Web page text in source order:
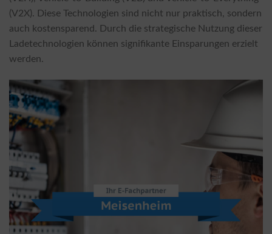
(V2X). Diese Technologien sind nicht nur praktisch, sondern
auch kostensparend. Durch die strategische Nutzung dieser
Ladetechnologien können signifikante Einsparungen erzielt
werden.